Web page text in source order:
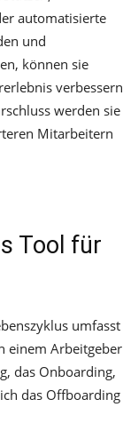
automatisierte
und
können sie
verbessern
werden sie
Mitarbeitern
Tool für
umfasst
einem Arbeitgeber
das Onboarding,
das Offboarding